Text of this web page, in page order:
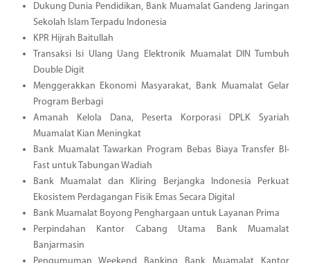
Dukung Dunia Pendidikan, Bank Muamalat Gandeng Jaringan
Sekolah Islam Terpadu Indonesia
KPR Hijrah Baitullah
Transaksi Isi Ulang Uang Elektronik Muamalat DIN Tumbuh
Double Digit
Menggerakkan Ekonomi Masyarakat, Bank Muamalat Gelar
Program Berbagi
Amanah Kelola Dana, Peserta Korporasi DPLK Syariah
Muamalat Kian Meningkat
Bank Muamalat Tawarkan Program Bebas Biaya Transfer BI-
Fast untuk Tabungan Wadiah
Bank Muamalat dan Kliring Berjangka Indonesia Perkuat
Ekosistem Perdagangan Fisik Emas Secara Digital
Bank Muamalat Boyong Penghargaan untuk Layanan Prima
Perpindahan Kantor Cabang Utama Bank Muamalat
Banjarmasin